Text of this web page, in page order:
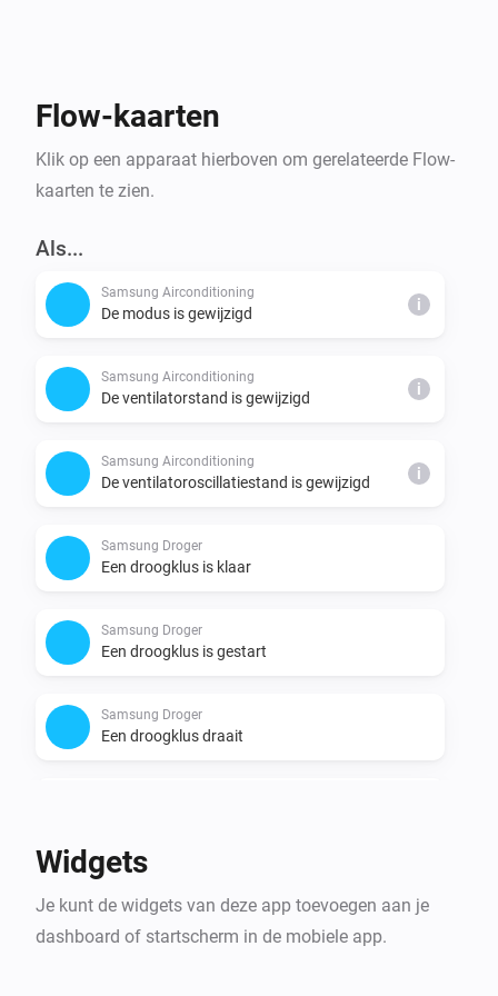
lichten wanneer je Samsung TV wordt in- of
uitgeschakeld.
BINNENKORT VERKRIJGBAAR
willen monitoren en bedienen? Laat het ons weten!
Flow-kaarten
Klik op een apparaat hierboven om gerelateerde Flow-
kaarten te zien.
Als...
Samsung Airconditioning
De modus is gewijzigd i
Samsung Airconditioning
De ventilatorstand is gewijzigd i
Samsung Airconditioning
De ventilatoroscillatiestand is gewijzigd i
Samsung Droger
Een droogklus is klaar
Samsung Droger
Een droogklus is gestart
Samsung Droger
Een droogklus draait
Samsung Kookplaat
De afzuigkapventilator is ingeschakeld
Widgets
Je kunt de widgets van deze app toevoegen aan je
dashboard of startscherm in de mobiele app.